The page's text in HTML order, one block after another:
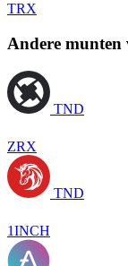
TRX
Andere
TND
ZRX
TND
1INCH